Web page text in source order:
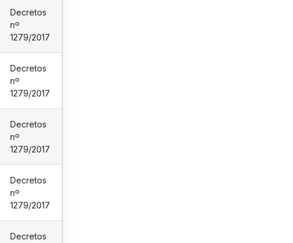
Decretos
nº
1279/2017
Decretos
nº
1279/2017
Decretos
nº
1279/2017
Decretos
nº
1279/2017
Decretos